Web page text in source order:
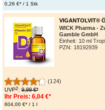
0,26 €* / 1 Stk
VIGANTOLVIT®
WICK Pharma -
Gamble GmbH
Einheit: 10 ml
PZN: 18192939
(124)
UVP2: 9,99 €*
Ihr Preis: 6,04 €*
604,00 €* / 1 l